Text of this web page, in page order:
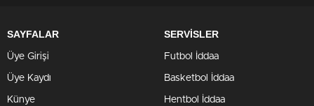
SAYFALAR
Üye Girişi
Üye Kaydı
Künye
SERVİSLER
Futbol İddaa
Basketbol İddaa
Hentbol İddaa